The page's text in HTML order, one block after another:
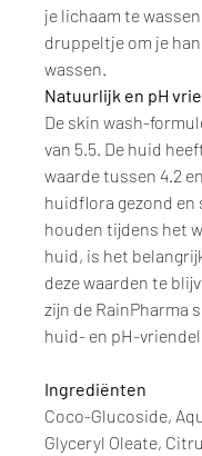
je lichaam te
druppeltje om je
wassen.
Natuurlijk en pH
De skin wash-
van 5.5. De huid
waarde tussen 4.2
huidflora gezond en
houden tijdens het
huid, is het
deze waarden te
zijn de RainPharma
huid- en pH-
Ingrediënten
Coco-Glucoside,
Glyceryl Oleate,